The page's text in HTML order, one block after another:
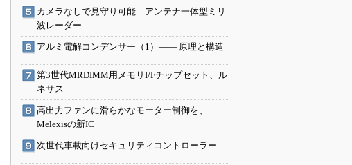
カメラなしで見守り可能 アンテナ一体型ミリ
波レーダー
アルミ電解コンデンサー（1）―― 原理と構造
第3世代MRDIMM用メモリI/Fチップセット、ル
ネサス
高出力ファンに滑らかなモーター制御を、
Melexisの新IC
次世代車載向けセキュリティコントローラー